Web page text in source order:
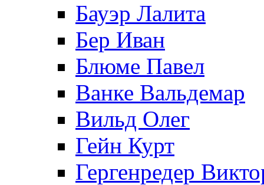
Бауэр Лалита
Бер Иван
Блюме Павел
Ванке Вальдемар
Вильд Олег
Гейн Курт
Гергенредер